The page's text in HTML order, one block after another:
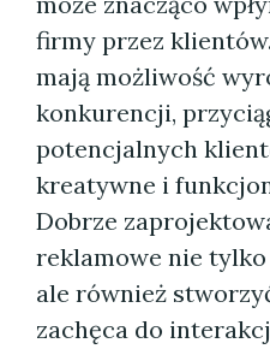
firmy przez
mają możliwość
konkurencji,
potencjalnych
kreatywne i
Dobrze
reklamowe nie
ale również
zachęca do